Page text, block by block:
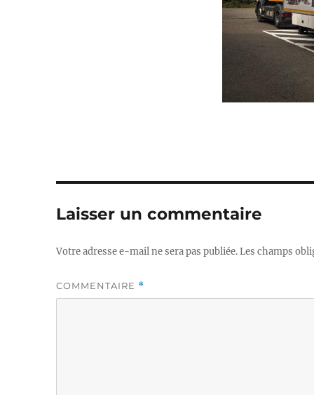
Laisser un commentaire
Votre adresse e-mail ne sera pas publiée.Les champs
COMMENTAIRE *